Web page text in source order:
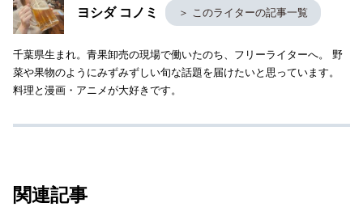
ヨシダ コノミ ＞ このライターの記事一覧
千葉県生まれ。青果卸売の現場で働いたのち、フリーライターへ。 野
菜や果物のようにみずみずしい旬な話題を届けたいと思っています。
料理と漫画・アニメが大好きです。
関連記事